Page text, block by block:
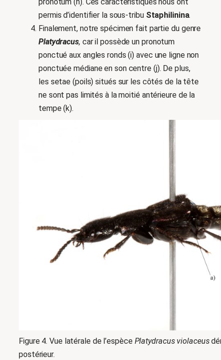
pronotum (h). Ces caractéristiques nous ont
permis d’identifier la sous-tribu Staphilinina.
Finalement, notre spécimen fait partie du genre
Platydracus, car il possède un pronotum
ponctué aux angles ronds (i) avec une ligne non
ponctuée médiane en son centre (j). De plus,
les setae (poils) situés sur les côtés de la tête
ne sont pas limités à la moitié antérieure de la
tempe (k).
Figure 4. Vue latérale de l’espèce Platydracus violaceus
postérieur.